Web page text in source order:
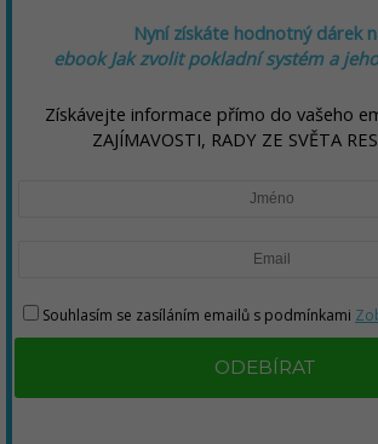
Nyní získáte hodnotný dárek
ebookJak zvolit pokladní systém a
Získávejte informace přímo do vašeho
ZAJÍMAVOSTI, RADY ZE SVĚTA
Souhlasím se zasíláním emailů s podmínkami
ODEBÍRAT